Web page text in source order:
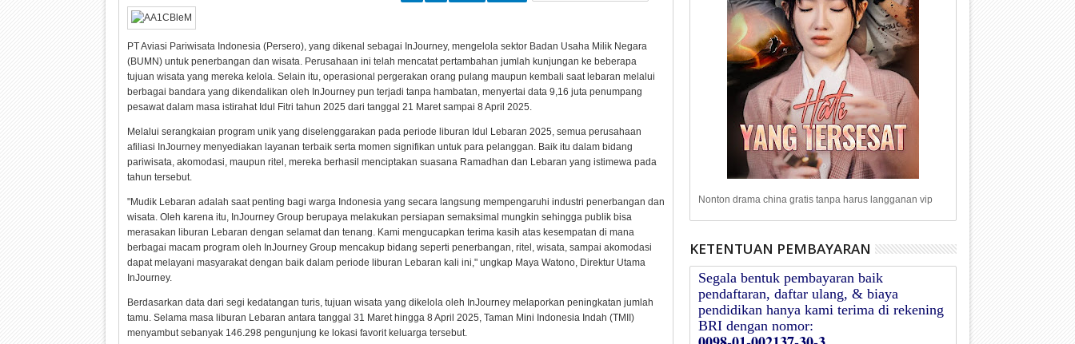
PT Aviasi Pariwisata Indonesia (Persero), yang dikenal sebagai InJourney, mengelola sektor Badan Usaha Milik Negara
(BUMN) untuk penerbangan dan wisata. Perusahaan ini telah mencatat pertambahan jumlah kunjungan ke beberapa
tujuan wisata yang mereka kelola. Selain itu, operasional pergerakan orang pulang maupun kembali saat lebaran melalui
berbagai bandara yang dikendalikan oleh InJourney pun terjadi tanpa hambatan, menyertai data 9,16 juta penumpang
pesawat dalam masa istirahat Idul Fitri tahun 2025 dari tanggal 21 Maret sampai 8 April 2025.
Melalui serangkaian program unik yang diselenggarakan pada periode liburan Idul Lebaran 2025, semua perusahaan
afiliasi InJourney menyediakan layanan terbaik serta momen signifikan untuk para pelanggan. Baik itu dalam bidang
pariwisata, akomodasi, maupun ritel, mereka berhasil menciptakan suasana Ramadhan dan Lebaran yang istimewa pada
tahun tersebut.
"Mudik Lebaran adalah saat penting bagi warga Indonesia yang secara langsung mempengaruhi industri penerbangan dan
wisata. Oleh karena itu, InJourney Group berupaya melakukan persiapan semaksimal mungkin sehingga publik bisa
merasakan liburan Lebaran dengan selamat dan tenang. Kami mengucapkan terima kasih atas kesempatan di mana
berbagai macam program oleh InJourney Group mencakup bidang seperti penerbangan, ritel, wisata, sampai akomodasi
dapat melayani masyarakat dengan baik dalam periode liburan Lebaran kali ini," ungkap Maya Watono, Direktur Utama
InJourney.
Berdasarkan data dari segi kedatangan turis, tujuan wisata yang dikelola oleh InJourney melaporkan peningkatan jumlah
tamu. Selama masa liburan Lebaran antara tanggal 31 Maret hingga 8 April 2025, Taman Mini Indonesia Indah (TMII)
menyambut sebanyak 146.298 pengunjung ke lokasi favorit keluarga tersebut.
Nonton drama china gratis tanpa harus langganan vip
KETENTUAN PEMBAYARAN
Segala bentuk pembayaran baik
pendaftaran, daftar ulang, & biaya
pendidikan hanya kami terima di rekening
BRI dengan nomor: